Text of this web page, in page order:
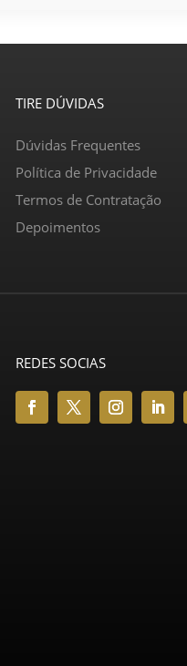
TIRE DÚVIDAS
Dúvidas Frequentes
Política de Privacidade
Termos de Contratação
Depoimentos
REDES SOCIAS